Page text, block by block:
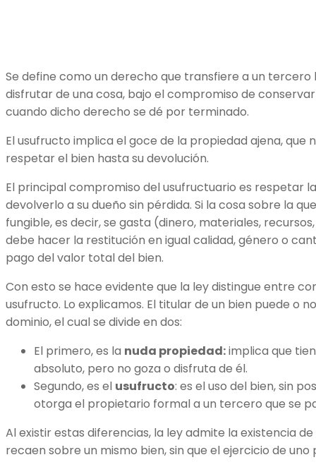
Se define como un derecho que transfiere a un
disfrutar de una cosa, bajo el compromiso de
cuando dicho derecho se dé por terminado.
El usufructo implica el goce de la propiedad ajena, que
respetar el bien hasta su devolución.
El principal compromiso del usufructuario es respetar
devolverlo a su dueño sin pérdida. Si la cosa sobre la
fungible, es decir, se gasta (dinero, materiales,
debe hacer la restitución en igual calidad, género o
pago del valor total del bien.
Con esto se hace evidente que la ley distingue entre
usufructo. Lo explicamos. El titular de un bien puede o
dominio, el cual se divide en dos:
El primero, es la nuda propiedad:implica que
absoluto, pero no goza o disfruta de él.
Segundo, es el usufructo: es el uso del bien, sin
otorga el propietario formal a un tercero que se
Al existir estas diferencias, la ley admite la existencia
recaen sobre un mismo bien, sin que el ejercicio de